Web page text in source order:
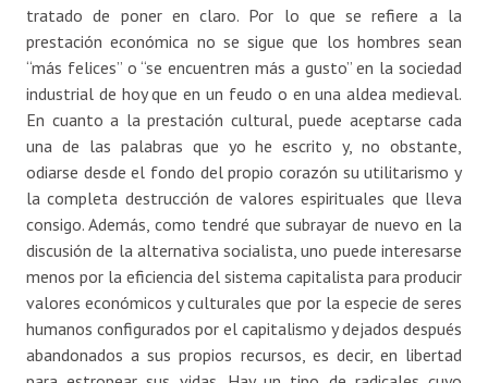
tratado de poner en claro. Por lo que se refiere a la
prestación económica no se sigue que los hombres sean
“más felices” o “se encuentren más a gusto” en la sociedad
industrial de hoy que en un feudo o en una aldea medieval.
En cuanto a la prestación cultural, puede aceptarse cada
una de las palabras que yo he escrito y, no obstante,
odiarse desde el fondo del propio corazón su utilitarismo y
la completa destrucción de valores espirituales que lleva
consigo. Además, como tendré que subrayar de nuevo en la
discusión de la alternativa socialista, uno puede interesarse
menos por la eficiencia del sistema capitalista para producir
valores económicos y culturales que por la especie de seres
humanos configurados por el capitalismo y dejados después
abandonados a sus propios recursos, es decir, en libertad